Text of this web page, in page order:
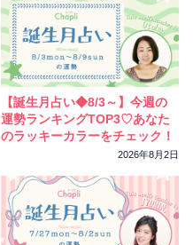
片思い 結婚
【誕生月占い◆8/3～】今週の
運勢ランキングTOP3♡あなた
のラッキーカラーをチェック！
2026年8月2日